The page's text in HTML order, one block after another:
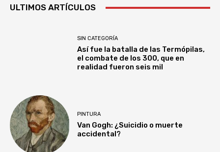
ULTIMOS ARTÍCULOS
SIN CATEGORÍA
Así fue la batalla de las Termópilas,
el combate de los 300, que en
realidad fueron seis mil
PINTURA
Van Gogh: ¿Suicidio o muerte
accidental?